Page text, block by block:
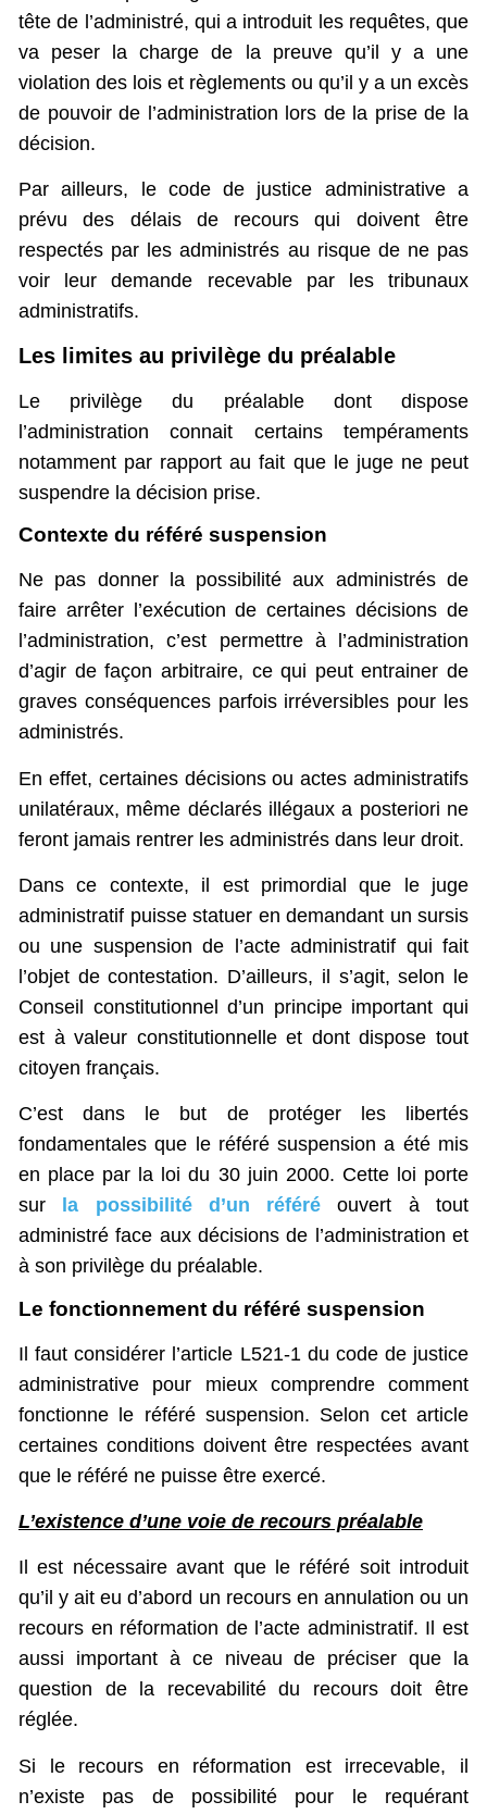
tête de l’administré, qui a introduit les requêtes, que
va peser la charge de la preuve qu’il y a une
violation des lois et règlements ou qu’il y a un excès
de pouvoir de l’administration lors de la prise de la
décision.
Par ailleurs, le code de justice administrative a
prévu des délais de recours qui doivent être
respectés par les administrés au risque de ne pas
voir leur demande recevable par les tribunaux
administratifs.
Les limites au privilège du préalable
Le privilège du préalable dont dispose
l’administration connait certains tempéraments
notamment par rapport au fait que le juge ne peut
suspendre la décision prise.
Contexte du référé suspension
Ne pas donner la possibilité aux administrés de
faire arrêter l’exécution de certaines décisions de
l’administration, c’est permettre à l’administration
d’agir de façon arbitraire, ce qui peut entrainer de
graves conséquences parfois irréversibles pour les
administrés.
En effet, certaines décisions ou actes administratifs
unilatéraux, même déclarés illégaux a posteriori ne
feront jamais rentrer les administrés dans leur droit.
Dans ce contexte, il est primordial que le juge
administratif puisse statuer en demandant un sursis
ou une suspension de l’acte administratif qui fait
l’objet de contestation. D’ailleurs, il s’agit, selon le
Conseil constitutionnel d’un principe important qui
est à valeur constitutionnelle et dont dispose tout
citoyen français.
C’est dans le but de protéger les libertés
fondamentales que le référé suspension a été mis
en place par la loi du 30 juin 2000. Cette loi porte
sur
la possibilité d’un référé ouvert à tout
administré face aux décisions de l’administration et
à son privilège du préalable.
Le fonctionnement du référé suspension
Il faut considérer l’article L521-1 du code de justice
administrative pour mieux comprendre comment
fonctionne le référé suspension. Selon cet article
certaines conditions doivent être respectées avant
que le référé ne puisse être exercé.
L’existence d’une voie de recours préalable
Il est nécessaire avant que le référé soit introduit
qu’il y ait eu d’abord un recours en annulation ou un
recours en réformation de l’acte administratif. Il est
aussi important à ce niveau de préciser que la
question de la recevabilité du recours doit être
réglée.
Si le recours en réformation est irrecevable, il
n’existe pas de possibilité pour le requérant